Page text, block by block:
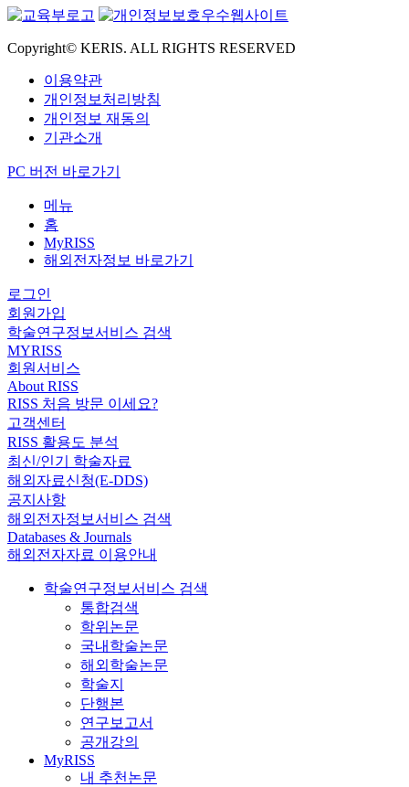
Copyright© KERIS. ALL RIGHTS RESERVED
이용약관
개인정보처리방침
개인정보 재동의
기관소개
PC 버전 바로가기
메뉴
홈
MyRISS
해외전자정보 바로가기
로그인
회원가입
학술연구정보서비스 검색
MYRISS
회원서비스
About RISS
RISS 처음 방문 이세요?
고객센터
RISS 활용도 분석
최신/인기 학술자료
해외자료신청(E-DDS)
공지사항
해외전자정보서비스 검색
Databases & Journals
해외전자자료 이용안내
학술연구정보서비스 검색
통합검색
학위논문
국내학술논문
해외학술논문
학술지
단행본
연구보고서
공개강의
MyRISS
내 추천논문